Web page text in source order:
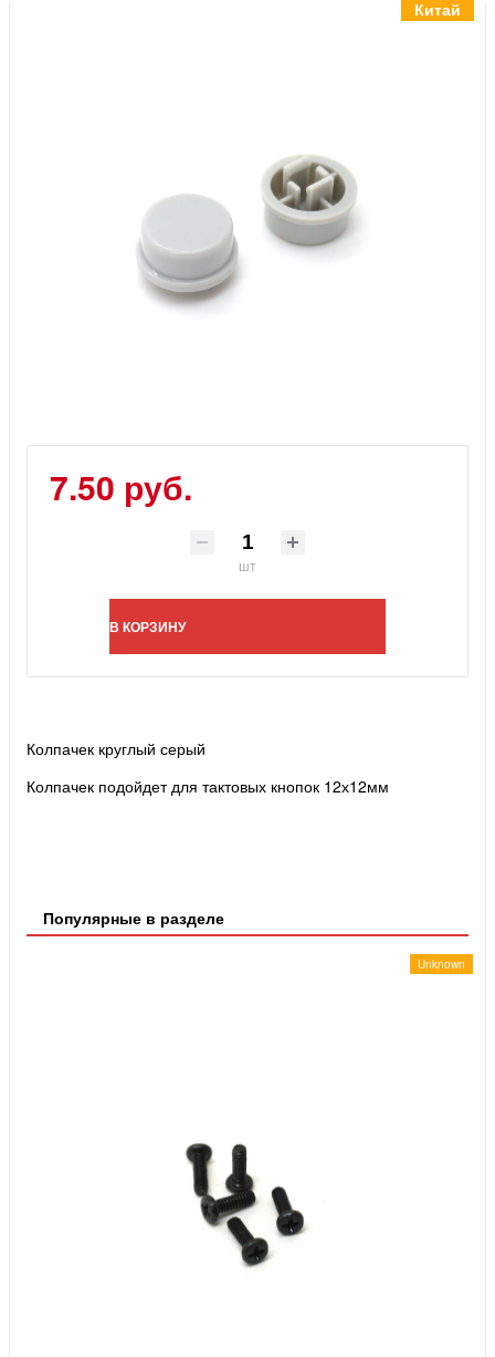
Китай
7.50 руб.
шт
В КОРЗИНУ
Колпачек круглый серый
Колпачек подойдет для тактовых кнопок 12х12мм
Популярные в разделе
Unknown